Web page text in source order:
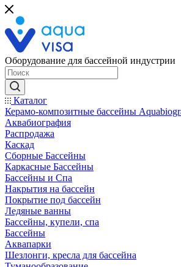
Оборудование для бассейной индустрии
Каталог
Керамо-композитные бассейны
Аквабиография
Распродажа
Каскад
Сборные Бассейны
Каркасные Бассейны
Бассейны и Спа
Накрытия на бассейн
Покрытие под бассейн
Ледяные ванны
Бассейны, купели, спа
Бассейны
Аквапарки
Шезлонги, кресла для бассейна